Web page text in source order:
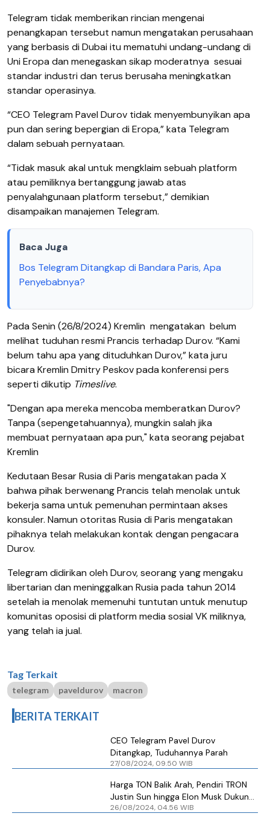
Telegram tidak memberikan rincian mengenai
penangkapan tersebut namun mengatakan perusahaan
yang berbasis di Dubai itu mematuhi undang-undang di
Uni Eropa dan menegaskan sikap moderatnya sesuai
standar industri dan terus berusaha meningkatkan
standar operasinya.
“CEO Telegram Pavel Durov tidak menyembunyikan apa
pun dan sering bepergian di Eropa,” kata Telegram
dalam sebuah pernyataan.
“Tidak masuk akal untuk mengklaim sebuah platform
atau pemiliknya bertanggung jawab atas
penyalahgunaan platform tersebut,” demikian
disampaikan manajemen Telegram.
Baca Juga
Bos Telegram Ditangkap di Bandara Paris, Apa
Penyebabnya?
Pada Senin (26/8/2024) Kremlin mengatakan belum
melihat tuduhan resmi Prancis terhadap Durov. “Kami
belum tahu apa yang dituduhkan Durov,” kata juru
bicara Kremlin Dmitry Peskov pada konferensi pers
seperti dikutip Timeslive.
"Dengan apa mereka mencoba memberatkan Durov?
Tanpa (sepengetahuannya), mungkin salah jika
membuat pernyataan apa pun," kata seorang pejabat
Kremlin
Kedutaan Besar Rusia di Paris mengatakan pada X
bahwa pihak berwenang Prancis telah menolak untuk
bekerja sama untuk pemenuhan permintaan akses
konsuler. Namun otoritas Rusia di Paris mengatakan
pihaknya telah melakukan kontak dengan pengacara
Durov.
Telegram didirikan oleh Durov, seorang yang mengaku
libertarian dan meninggalkan Rusia pada tahun 2014
setelah ia menolak memenuhi tuntutan untuk menutup
komunitas oposisi di platform media sosial VK miliknya,
yang telah ia jual.
Tag Terkait
telegram paveldurov macron
BERITA TERKAIT
CEO Telegram Pavel Durov
Ditangkap, Tuduhannya Parah
27/08/2024, 09.50 WIB
Harga TON Balik Arah, Pendiri TRON
Justin Sun hingga Elon Musk Dukung
Pembebasan Bos Telegram Pavel
26/08/2024, 04.56 WIB